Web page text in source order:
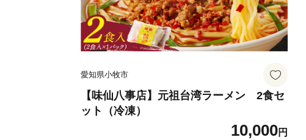
愛知県小牧市
【味仙八事店】元祖台湾ラーメン 2食セ
ット（冷凍）
10,000円